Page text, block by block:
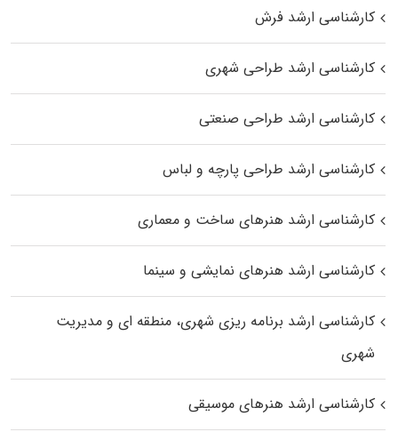
کارشناسی ارشد فرش
کارشناسی ارشد طراحی شهری
کارشناسی ارشد طراحی صنعتی
کارشناسی ارشد طراحی پارچه و لباس
کارشناسی ارشد هنرهای ساخت و معماری
کارشناسی ارشد هنرهای نمایشی و سینما
کارشناسی ارشد برنامه ریزی شهری، منطقه‌ ای و مدیریت
شهری
کارشناسی ارشد هنرهای موسیقی